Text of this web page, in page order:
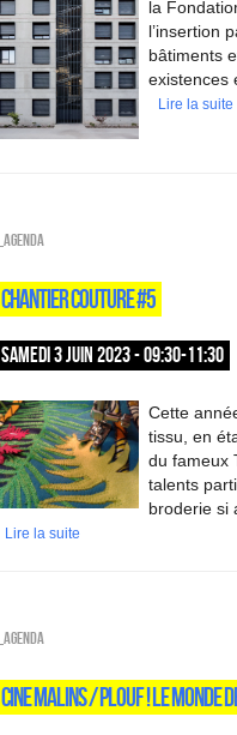
la
l’insertion
bâtiments
existences
Lire la suite
_Agenda
CHANTIER COUTURE #5
SAMEDI 3 JUIN 2023 - 09:30-11:30
Cette
tissu, en
du fameux
talents
broderie si
Lire la suite
_Agenda
CINE MALINS / PLOUF ! LE MONDE